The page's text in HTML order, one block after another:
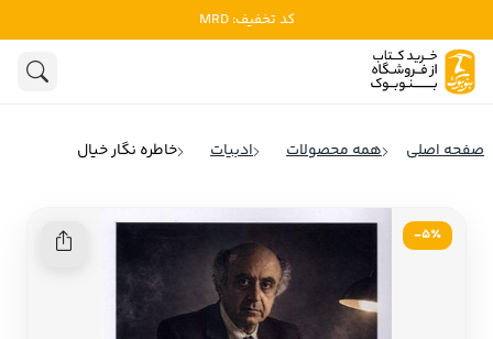
کد تخفیف: MRD
ادبیات
تاریخ و سیاست
ادبیات انگلیس
ادبیات فرانسه
ادبیات ایتالیا
ادبیات روسیه
صفحه اصلی همه محصولات ادبیات خاطره نگار خیال
5٪-